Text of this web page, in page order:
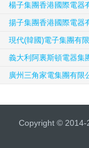
楊子集團香港國際電器
揚子集團香港國際電器
現代(韓國)電子集團有
義大利阿裏斯頓電器集
廣州三角家電集團有限
Copyright © 2014-